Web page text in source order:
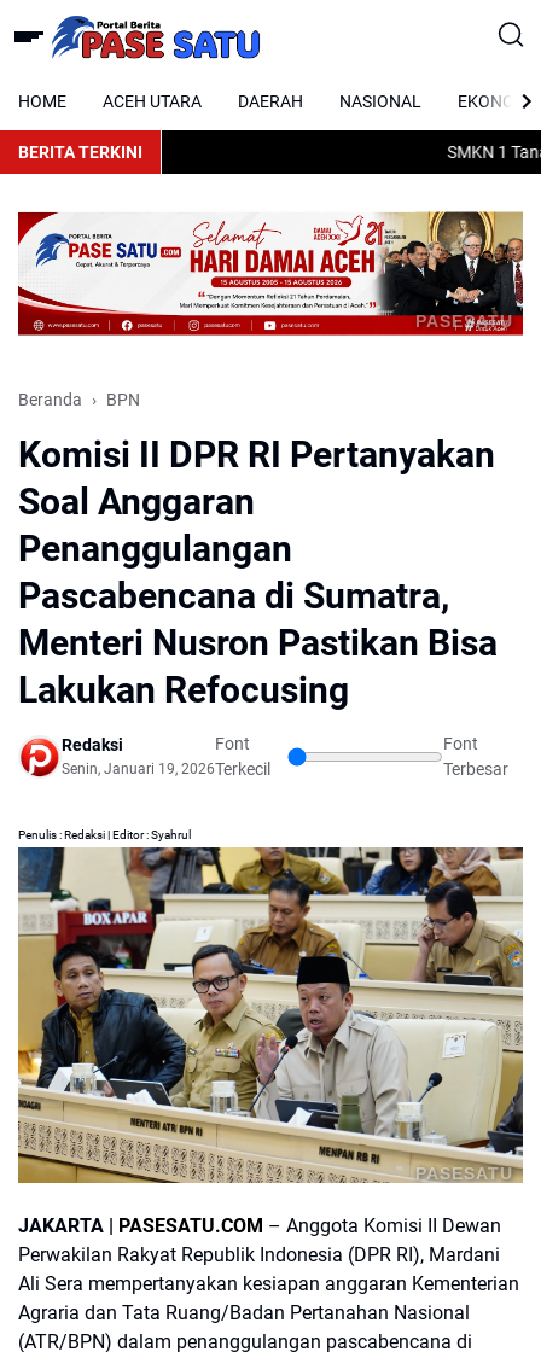
HOME ACEH UTARA DAERAH NASIONAL EKONOMI
BERITA TERKINI SMKN 1
PASESATU
Beranda BPN
Komisi II DPR RI Pertanyakan
Soal Anggaran
Penanggulangan
Pascabencana di Sumatra,
Menteri Nusron Pastikan Bisa
Lakukan Refocusing
Redaksi
Senin, Januari 19, 2026
Font
Terkecil
Font
Terbesar
Penulis : Redaksi | Editor : Syahrul
PASESATU
JAKARTA | PASESATU.COM – Anggota Komisi II Dewan
Perwakilan Rakyat Republik Indonesia (DPR RI), Mardani
Ali Sera mempertanyakan kesiapan anggaran Kementerian
Agraria dan Tata Ruang/Badan Pertanahan Nasional
(ATR/BPN) dalam penanggulangan pascabencana di